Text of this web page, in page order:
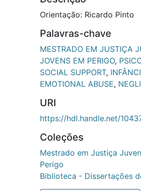
Orientação: Ricardo Pinto
Palavras-chave
MESTRADO EM JUSTIÇA
JOVENS EM PERIGO,
SOCIAL SUPPORT,
EMOTIONAL ABUSE,
URI
https://hdl.handle.net/
Coleções
Mestrado em Justiça
Perigo
Biblioteca - Dissertações